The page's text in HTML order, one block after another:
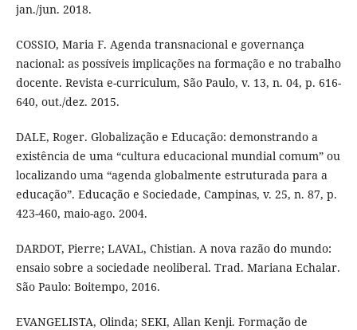
jan./jun. 2018.
COSSIO, Maria F. Agenda transnacional e governança
nacional: as possíveis implicações na formação e no trabalho
docente. Revista e-curriculum, São Paulo, v. 13, n. 04, p. 616-
640, out./dez. 2015.
DALE, Roger. Globalização e Educação: demonstrando a
existência de uma “cultura educacional mundial comum” ou
localizando uma “agenda globalmente estruturada para a
educação”. Educação e Sociedade, Campinas, v. 25, n. 87, p.
423-460, maio-ago. 2004.
DARDOT, Pierre; LAVAL, Chistian. A nova razão do mundo:
ensaio sobre a sociedade neoliberal. Trad. Mariana Echalar.
São Paulo: Boitempo, 2016.
EVANGELISTA, Olinda; SEKI, Allan Kenji. Formação de